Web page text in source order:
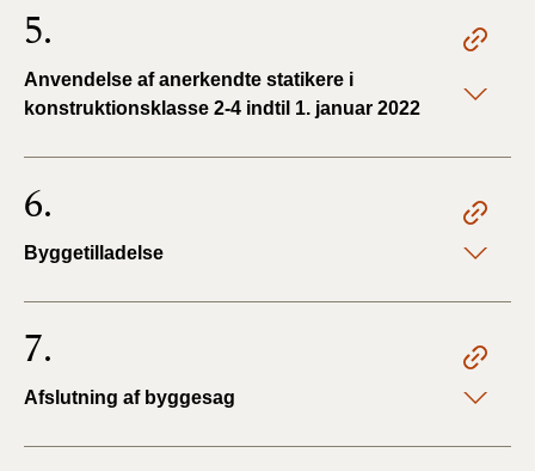
5.
Anvendelse af anerkendte statikere i
konstruktionsklasse 2-4 indtil 1. januar 2022
6.
Byggetilladelse
7.
Afslutning af byggesag